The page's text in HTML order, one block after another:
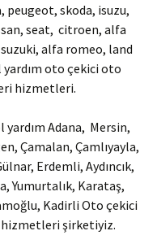
peugeot, skoda, isuzu,
seat, citroen, alfa
alfa romeo, land
oto çekici oto
hizmetleri.
yardım Adana, Mersin,
Çamalan, Çamlıyayla,
Erdemli, Aydıncık,
Yumurtalık, Karataş,
Kadirli Oto çekici
hizmetleri şirketiyiz.